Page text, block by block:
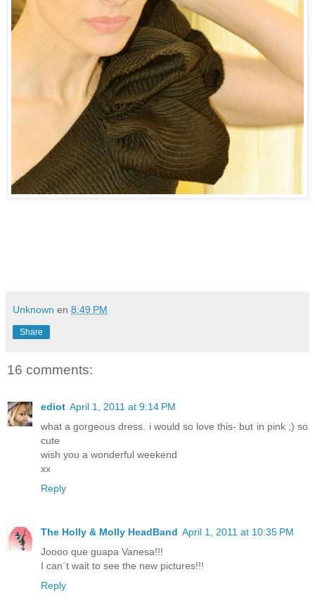
Unknown en 8:49 PM
Share
16 comments:
ediot April 1, 2011 at 9:14 PM
what a gorgeous dress. i would so love this- but in pink ;) so
cute
wish you a wonderful weekend
xx
Reply
The Holly & Molly HeadBand April 1, 2011 at 10:35 PM
Joooo que guapa Vanesa!!!
I can´t wait to see the new pictures!!!
Reply